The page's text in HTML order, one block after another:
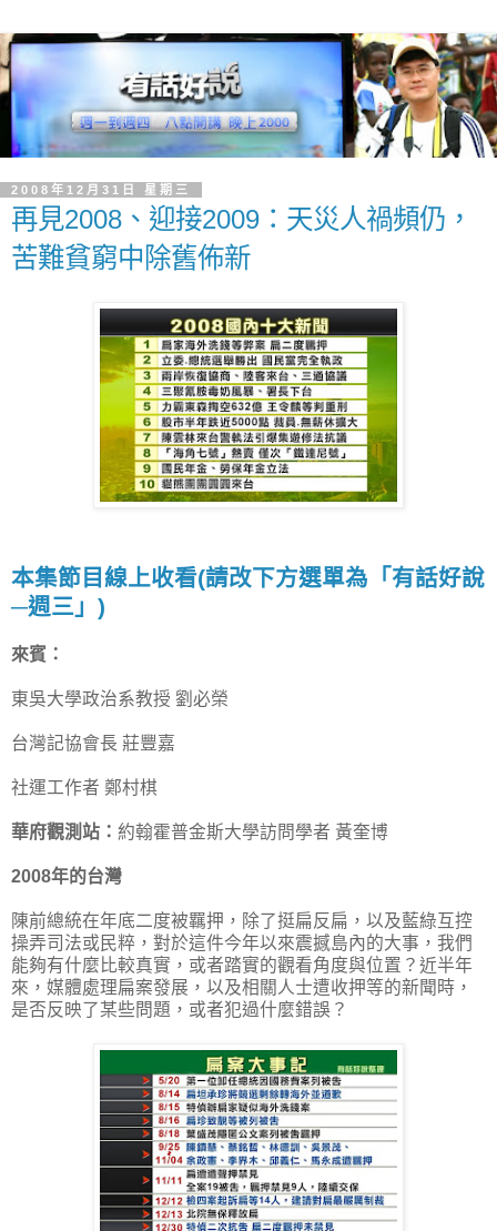
2008年12月31日 星期三
再見2008、迎接2009：天災人禍頻仍，
苦難貧窮中除舊佈新
本集節目線上收看(請改下方選單為「有話好說
─週三」)
來賓：
東吳大學政治系教授 劉必榮
台灣記協會長 莊豐嘉
社運工作者 鄭村棋
華府觀測站： 約翰霍普金斯大學訪問學者 黃奎博
2008年的台灣
陳前總統在年底二度被羈押，除了挺扁反扁，以及藍綠互控
操弄司法或民粹，對於這件今年以來震撼島內的大事，我們
能夠有什麼比較真實，或者踏實的觀看角度與位置？近半年
來，媒體處理扁案發展，以及相關人士遭收押等的新聞時，
是否反映了某些問題，或者犯過什麼錯誤？